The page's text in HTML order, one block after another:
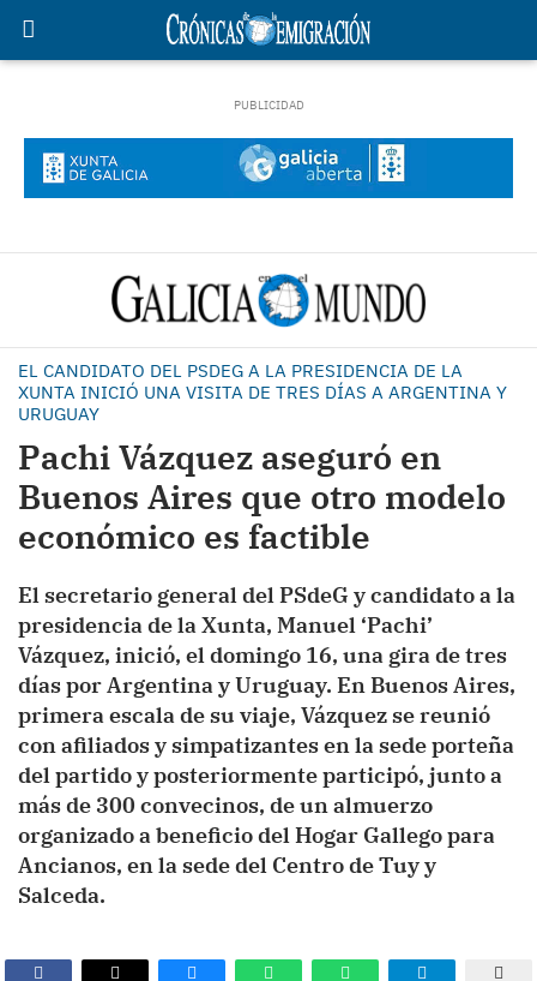
EL CANDIDATO DEL PSDEG A LA PRESIDENCIA DE LA
XUNTA INICIÓ UNA VISITA DE TRES DÍAS A ARGENTINA Y
URUGUAY
Pachi Vázquez aseguró en
Buenos Aires que otro modelo
económico es factible
El secretario general del PSdeG y candidato a la
presidencia de la Xunta, Manuel ‘Pachi’
Vázquez, inició, el domingo 16, una gira de tres
días por Argentina y Uruguay. En Buenos Aires,
primera escala de su viaje, Vázquez se reunió
con afiliados y simpatizantes en la sede porteña
del partido y posteriormente participó, junto a
más de 300 convecinos, de un almuerzo
organizado a beneficio del Hogar Gallego para
Ancianos, en la sede del Centro de Tuy y
Salceda.